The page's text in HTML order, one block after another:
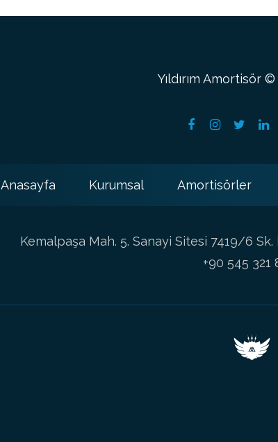
Yıldırım Amortisör
Anasayfa Kurumsal Amortisörler
Kemalpaşa Mah. 5. Sanayi Sitesi 7419/6
+90 545 321